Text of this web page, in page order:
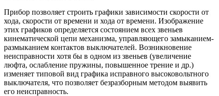
Прибор позволяет строить графики зависимости скорости от
хода, скорости от времени и хода от времени. Изображение
этих графиков определяется состоянием всех звеньев
кинематической цепи механизма, управляющего замыканием-
размыканием контактов выключателей. Возникновение
неисправности хотя бы в одном из звеньев (увеличение
люфта, ослабление пружины, повышенное трение и др.)
изменяет типовой вид графика исправного высоковольтного
выключателя, что позволяет безразборным методом выявить
его неисправность.